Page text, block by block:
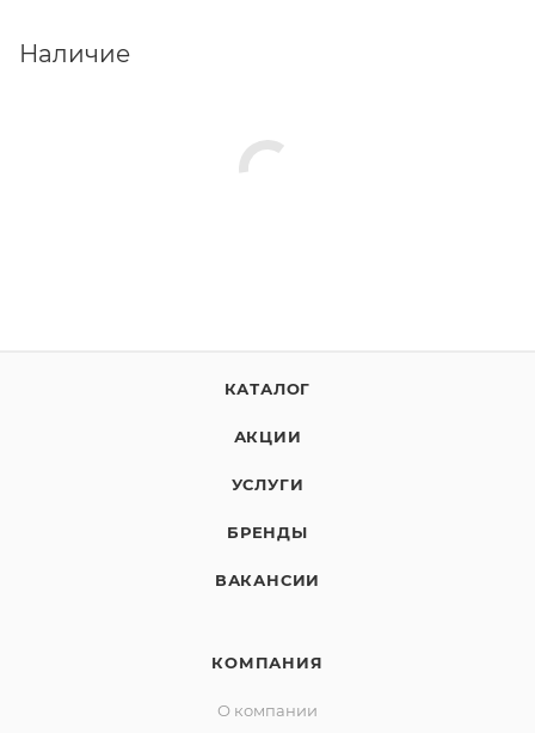
Наличие
КАТАЛОГ
АКЦИИ
УСЛУГИ
БРЕНДЫ
ВАКАНСИИ
КОМПАНИЯ
О компании